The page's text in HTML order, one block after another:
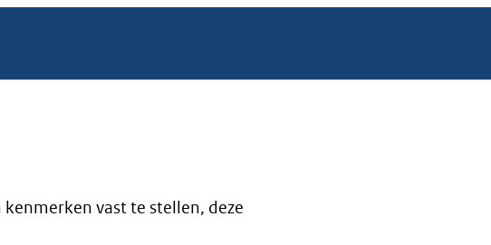
vast te stellen, deze